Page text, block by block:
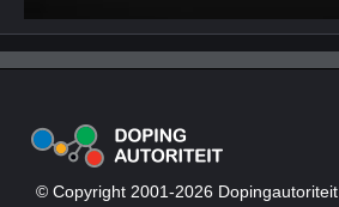
© Copyright 2001-2026 Dopingautoriteit